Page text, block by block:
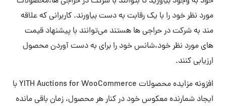
مورد نظر خود را با یک رقابت به دست بیاورند. کاربرانی که علاقه
مند به شرکت در حراجی ها هستند می‌توانند با پیشنهاد قیمت
های مورد نظر خود،شانس خود را برای به دست آوردن محصول
ارزیابی کنند.
افزونه مزایده محصولات YITH Auctions for WooCommerce با
ایجاد شمارنده معکوس خود در کنار هر محصول، زمان باقی مانده